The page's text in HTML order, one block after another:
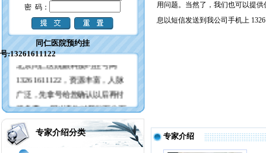
密 码：
同仁医院预约挂
号:13261611122
13261611122，资源丰富，人脉
广泛，先拿号给您确认以后再付
服务费， 所以请您对我们百分百
的放心!
专家介绍分类
用问题。当然了，我们也可以提
息以短信发送到我公司手机上
专家介绍